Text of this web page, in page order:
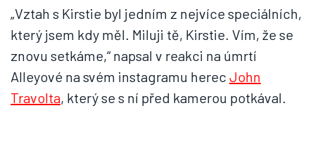
„Vztah s Kirstie byl jedním z nejvíce speciálních,
který jsem kdy měl. Miluji tě, Kirstie. Vím, že se
znovu setkáme,“ napsal v reakci na úmrtí
Alleyové na svém instagramu herec John
Travolta, který se s ní před kamerou potkával.